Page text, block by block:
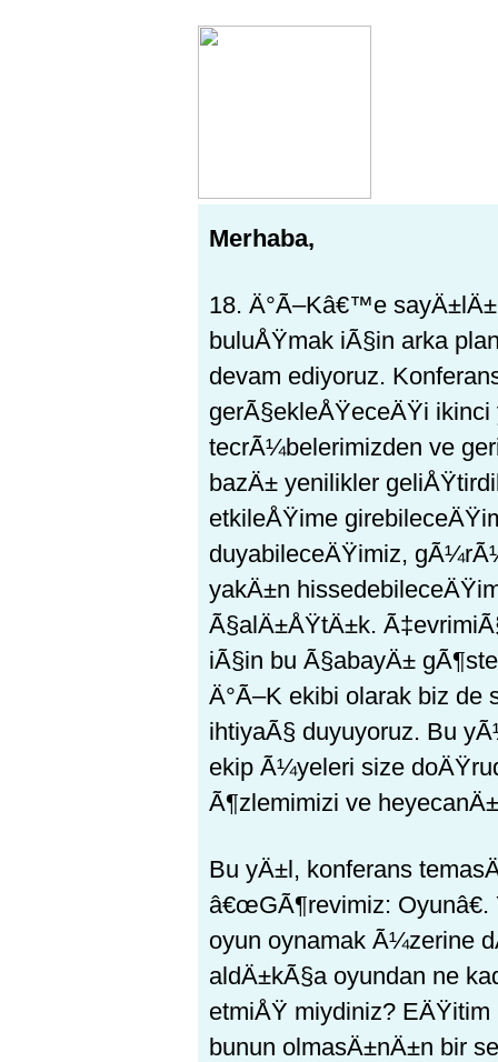
Merhaba,
18. Ä°Ã–Kâ€™e
buluÅŸmak iÃ§in arka
devam ediyoruz.
gerÃ§ekleÅŸeceÄŸi
tecrÃ¼belerimizden ve
bazÄ± yenilikler
etkileÅŸime
duyabileceÄŸimiz,
yakÄ±n
Ã§alÄ±ÅŸtÄ±k.
iÃ§in bu Ã§abayÄ±
Ä°Ã–K ekibi olarak biz de
ihtiyaÃ§ duyuyoruz. Bu
ekip Ã¼yeleri size
Ã¶zlemimizi ve
Bu yÄ±l, konferans
â€œGÃ¶revimiz:
oyun oynamak Ã¼zerine
aldÄ±kÃ§a oyundan ne
etmiÅŸ miydiniz?
bunun olmasÄ±nÄ±n bir